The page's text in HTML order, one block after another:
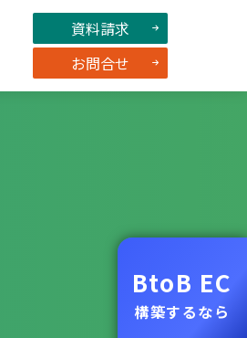
資料請求
お問合せ
BtoB EC
構築するなら